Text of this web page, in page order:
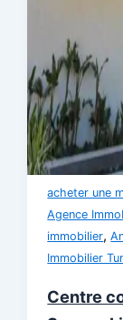
acheter une
Agence
immobilier,
Immobilier
Centre